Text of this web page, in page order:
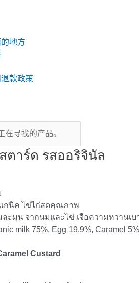
地方
款政策
ตาร์ด รสออริจินัล
กนิค ไข่ไก่สดคุณภาพ
ะมุน จากนมและไข่ เจือความหวานเบ
milk 75%, Egg 19.9%, Caramel
Custard